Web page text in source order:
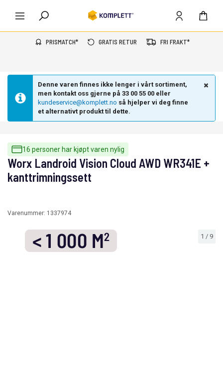
PRISMATCH* GRATIS RETUR FRI FRAKT*
Denne varen finnes ikke lenger i vårt sortiment,
men kontakt oss gjerne på 33 00 55 00 eller
kundeservice@komplett.no så hjelper vi deg finne
et alternativt produkt til dette.
16 personer har kjøpt varen nylig
1 / 9
Worx Landroid Vision Cloud AWD WR341E +
kanttrimningssett
Varenummer: 1337974